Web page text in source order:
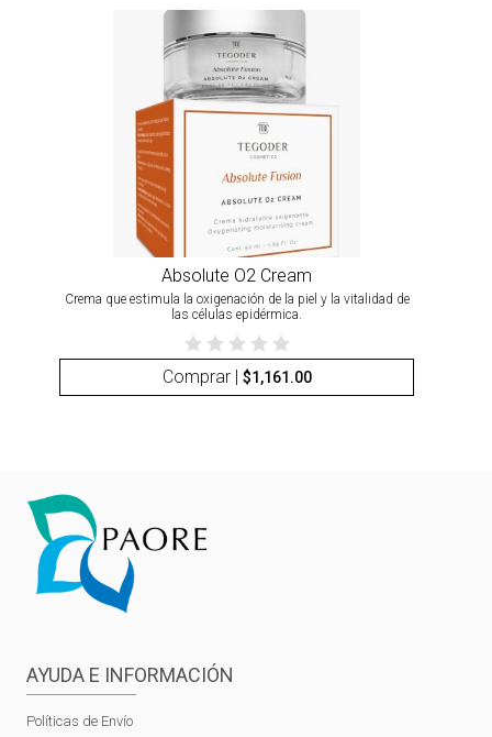
Absolute O2 Cream
Crema que estimula la oxigenación de la piel y la vitalidad de
las células epidérmica.
Comprar | $1,161.00
AYUDA E INFORMACIÓN
Políticas de Envío